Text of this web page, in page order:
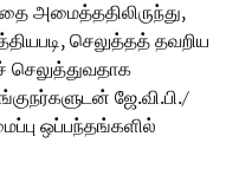
அமைத்ததிலிருந்து,
செலுத்தத் தவறிய
ஜே.வி.பி./
ஒப்பந்தங்களில்